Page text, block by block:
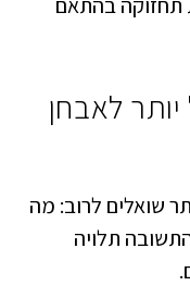
לאבחן
שואלים לרוב: מה
תלויה